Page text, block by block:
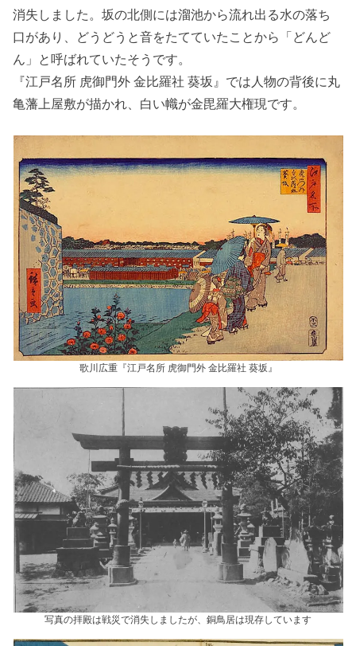
消失しました。坂の北側には溜池から流れ出る水の落ち
口があり、どうどうと音をたてていたことから「どんど
ん」と呼ばれていたそうです。
『江戸名所 虎御門外 金比羅社 葵坂』では人物の背後に丸
亀藩上屋敷が描かれ、白い幟が金毘羅大権現です。
歌川広重『江戸名所 虎御門外 金比羅社 葵坂』
写真の拝殿は戦災で消失しましたが、銅鳥居は現存しています